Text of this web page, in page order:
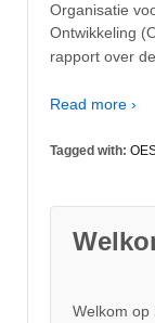
Organisatie
Ontwikkeling
rapport over
Read more ›
Tagged with:
Welkom op